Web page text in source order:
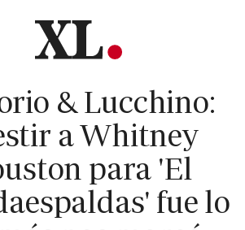
& Lucchino:
a Whitney
para 'El
fue lo